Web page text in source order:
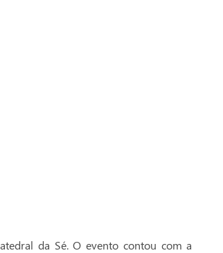
da Sé. O evento contou com a